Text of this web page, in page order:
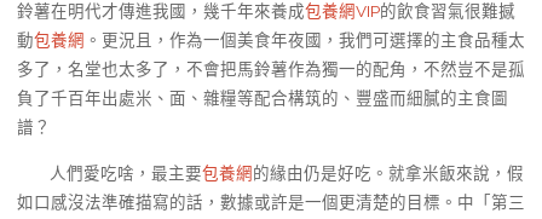
鈴薯在明代才傳進我國，幾千年來養成包養網VIP的飲食習氣很難撼
動包養網 。更況且，作為一個美食年夜國，我們可選擇的主食品種太
多了，名堂也太多了，不會把馬鈴薯作為獨一的配角，不然豈不是孤
負了千百年出處米、面、雜糧等配合構筑的、豐盛而細膩的主食圖
譜？
人們愛吃啥，最主要包養網的緣由仍是好吃。就拿米飯來說，假
如口感沒法準確描寫的話，數據或許是一個更清楚的目標。中「第三